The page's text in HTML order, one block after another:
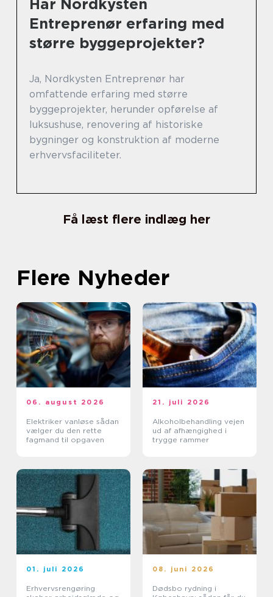
Har Nordkysten
Entreprenør erfaring med
større byggeprojekter?
Ja, Nordkysten Entreprenør har
omfattende erfaring med større
byggeprojekter, herunder opførelse af
luksushuse, renovering af historiske
bygninger og konstruktion af moderne
erhvervsfaciliteter.
Få læst flere indlæg her
Flere Nyheder
06. august 2026
Elektriker vanløse sådan
vælger du den rette
fagmand til opgaven
21. juli 2026
Alkoholbehandling vejen
ud af afhængighed i
trygge rammer
01. juli 2026
Erhvervsrengøring
08. juni 2026
Dødsbo rydning i